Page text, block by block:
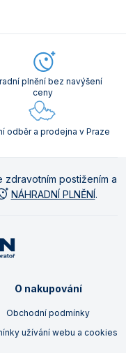
plnění bez navýšení
ceny
odběr a prodejna v Praze
zdravotním postižením a
NÁHRADNÍ PLNĚNÍ.
O nakupování
Obchodní podmínky
užívání webu a cookies